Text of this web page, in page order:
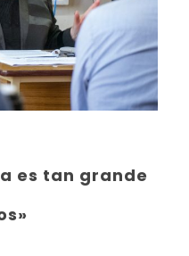
es tan grande